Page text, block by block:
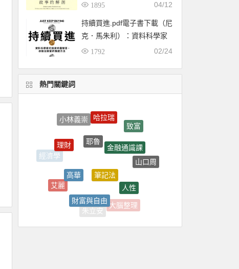
1895 04/12
持續買進.pdf電子書下載（尼
克．馬朱利）：資料科學家
的投資終極解答，存錢及致
1792 02/24
熱門關鍵詞
小林義崇
哈拉瑞
致富
經濟學
耶魯
金融通識課
山口周
艾麗
大腦整理
朱立安